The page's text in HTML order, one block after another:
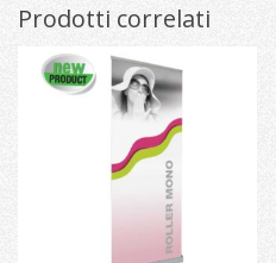
Prodotti correlati